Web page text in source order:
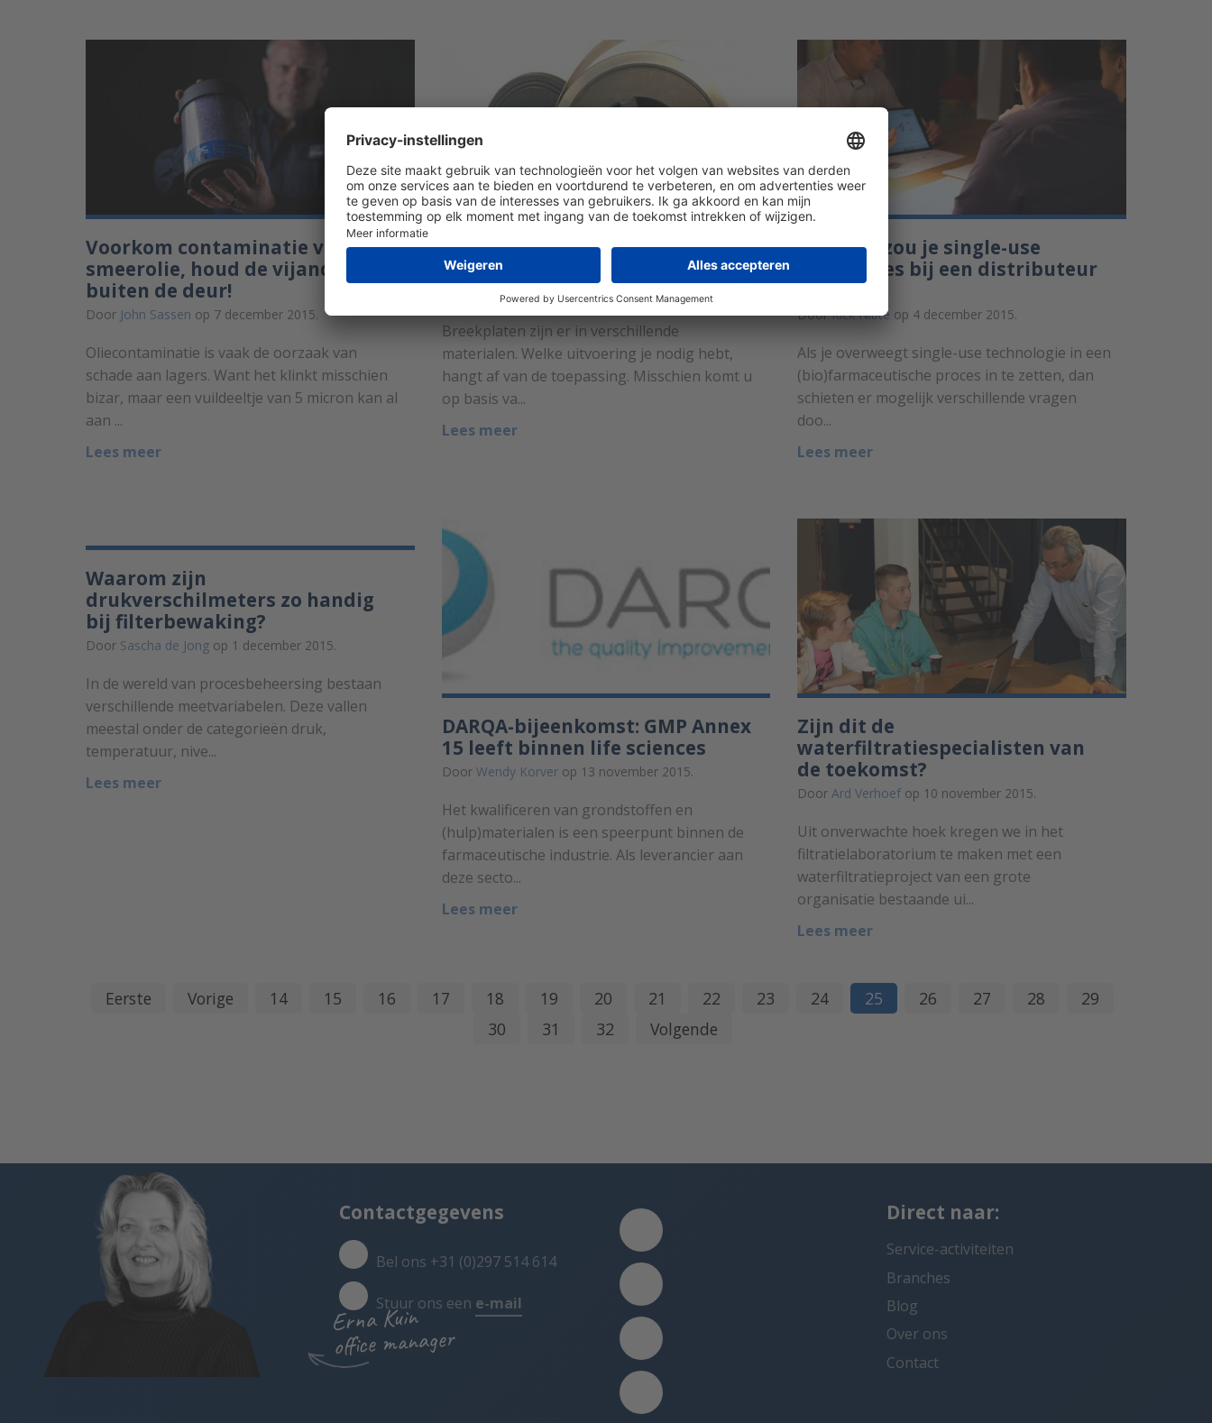
Voorkom contaminatie van
smeerolie, houd de vijand
buiten de deur!
Door John Sassen op 7 december 2015.
Oliecontaminatie is vaak de oorzaak van
schade aan lagers. Want het klinkt misschien
bizar, maar een vuildeeltje van 5 micron kan al
aan ...
Lees meer
Wanneer kies je voor grafiet
breekplaten?
Dick Verhoefop 4 december 2015.
Breekplaten zijn er in verschillende
materialen. Welke uitvoering je nodig hebt,
hangt af van de toepassing. Misschien komt u
op basis va...
Lees meer
Waarom zou je single-use
assemblies bij een distributeur
kopen?
DoorRick Nibte op 4 december 2015.
Als je overweegt single-use technologie in een
(bio)farmaceutische proces in te zetten, dan
schieten er mogelijk verschillende vragen
doo...
Lees meer
Waarom zijn
drukverschilmeters zo handig
bij filterbewaking?
Door Sascha de Jong op 1 december 2015.
In de wereld van procesbeheersing bestaan
verschillende meetvariabelen. Deze vallen
meestal onder de categorieën druk,
temperatuur, nive...
Lees meer
DARQA-bijeenkomst: GMP Annex
15 leeft binnen life sciences
Door Wendy Korverop 13 november 2015.
Het kwalificeren van grondstoffen en
(hulp)materialen is een speerpunt binnen de
farmaceutische industrie. Als leverancier aan
deze secto...
Lees meer
Zijn dit de
waterfiltratiespecialisten van
de toekomst?
DoorArd Verhoef op 10 november 2015.
Uit onverwachte hoek kregen we in het
filtratielaboratorium te maken met een
waterfiltratieproject van een grote
organisatie bestaande ui...
Lees meer
Eerste Vorige 14 15 16 17 18 19 20 21 22 23 24 25 26 27 28
29
30
31 32 Volgende
Erna Kuin
office manager
Contactgegevens
Bel ons +31 (0)297 514 614
Stuur ons een e-mail
Direct naar:
Service-activiteiten
Branches
Blog
Over ons
Contact